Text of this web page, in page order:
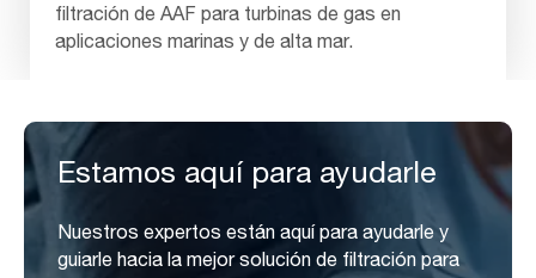
filtración de AAF para turbinas de gas en
aplicaciones marinas y de alta mar.
Estamos aquí para ayudarle
Nuestros expertos están aquí para ayudarle y
guiarle hacia la mejor solución de filtración para